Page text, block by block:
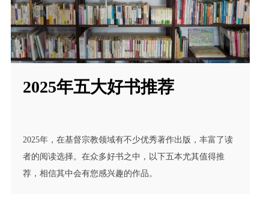
2025年五大好书推荐
2025年，在基督宗教领域有不少优秀著作出版，丰富了读
者的阅读选择。在众多好书之中，以下五本尤其值得推
荐，相信其中会有您感兴趣的作品。